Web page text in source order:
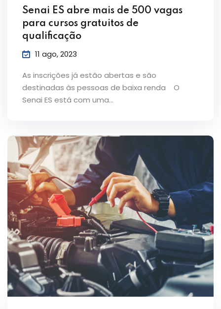
Senai ES abre mais de 500 vagas
para cursos gratuitos de
qualificação
11 ago, 2023
As inscrições já estão abertas e são
destinadas às pessoas de baixa renda O
Senai ES está com uma…